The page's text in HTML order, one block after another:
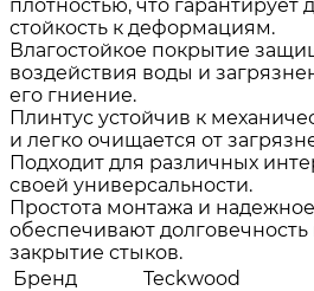
плотностью, что гарантирует
стойкость к деформациям.
Влагостойкое покрытие
воздействия воды и
его гниение.
Плинтус устойчив к
и легко очищается от
Подходит для различных
своей универсальности.
Простота монтажа и
обеспечивают
закрытие стыков.
Бренд
Teckwood